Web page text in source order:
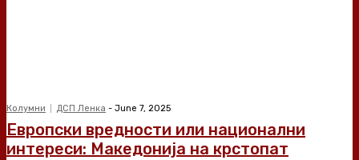
Колумни ДСП Ленка - June 7, 2025
Европски вредности или национални
интереси: Македонија на крстопат